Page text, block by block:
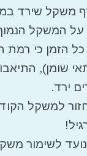
משקל שירד
המשקל הנמוך
הזמן כי רמת
שומן),
ירד.
למשקל
לשימור